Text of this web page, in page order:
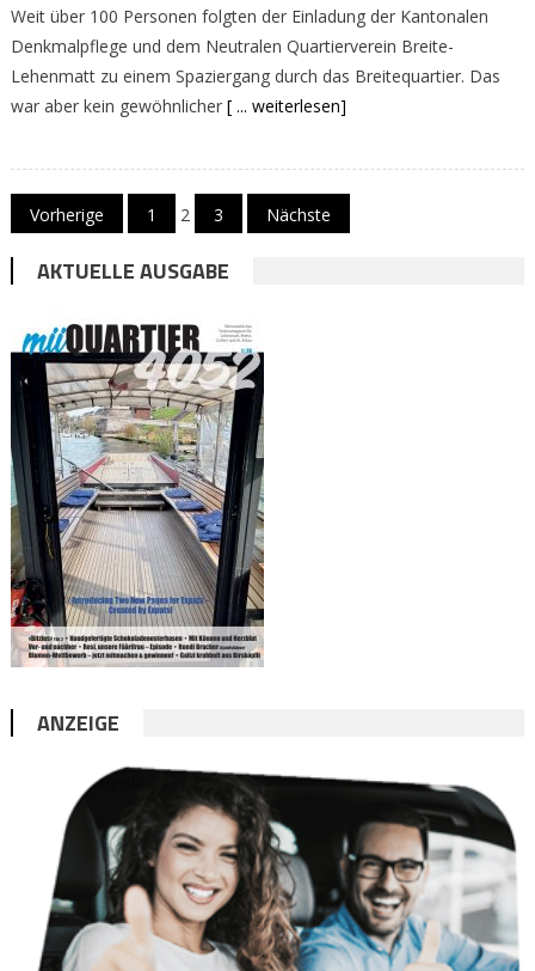
Weit über 100 Personen folgten der Einladung der Kantonalen
Denkmalpflege und dem Neutralen Quartierverein Breite-
Lehenmatt zu einem Spaziergang durch das Breitequartier. Das
war aber kein gewöhnlicher [ ... weiterlesen]
Beitragsnavigation
Vorherige 1 2 3 Nächste
AKTUELLE AUSGABE
ANZEIGE